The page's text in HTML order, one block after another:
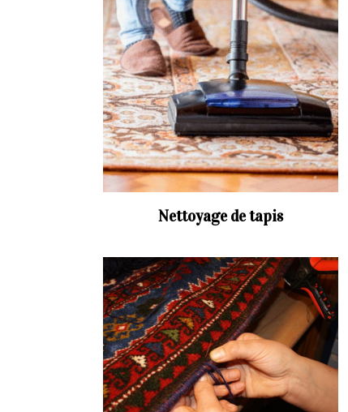
Nettoyage de tapis